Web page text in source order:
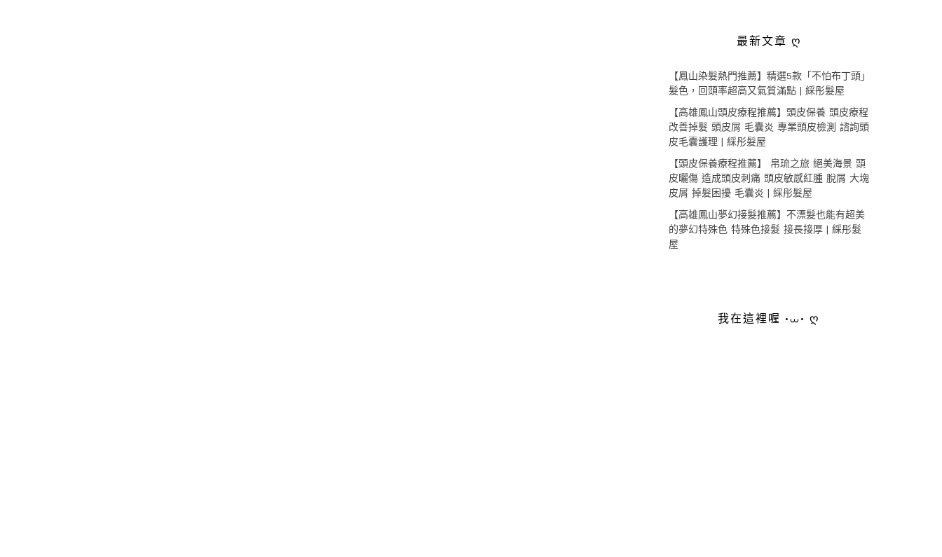
最新文章 ღ
【鳳山染髮熱門推薦】精選5款「不怕布丁頭」
髮色，回頭率超高又氣質滿點 | 綵彤髮屋
【高雄鳳山頭皮療程推薦】頭皮保養 頭皮療程
改善掉髮 頭皮屑 毛囊炎 專業頭皮檢測 諮詢頭
皮毛囊護理 | 綵彤髮屋
【頭皮保養療程推薦】 帛琉之旅 絕美海景 頭
皮曬傷 造成頭皮刺痛 頭皮敏感紅腫 脫屑 大塊
皮屑 掉髮困擾 毛囊炎 | 綵彤髮屋
【高雄鳳山夢幻接髮推薦】不漂髮也能有超美
的夢幻特殊色 特殊色接髮 接長接厚 | 綵彤髮
屋
我在這裡喔 •⩊• ღ